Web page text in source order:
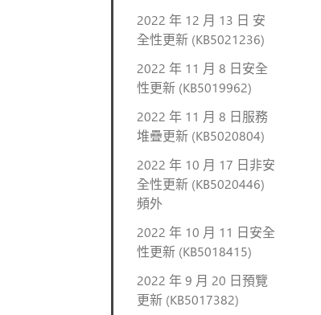
2022 年 12 月 13 日 安
全性更新 (KB5021236)
2022 年 11 月 8 日安全
性更新 (KB5019962)
2022 年 11 月 8 日服務
堆疊更新 (KB5020804)
2022 年 10 月 17 日非安
全性更新 (KB5020446)
頻外
2022 年 10 月 11 日安全
性更新 (KB5018415)
2022 年 9 月 20 日預覽
更新 (KB5017382)